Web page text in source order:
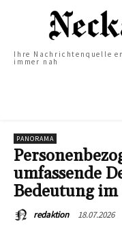
Ihre Nachrichtenquelle
immer nah
PANORAMA
umfassende
Bedeutung
redaktion 18.07.2026